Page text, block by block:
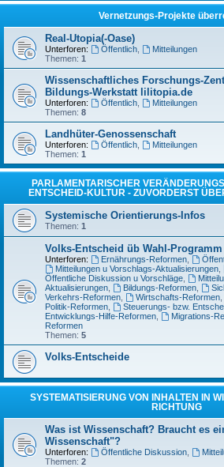
Vernetzungs-Projekte
Real-Utopia(-Oase)
Unterforen: Öffentlich,
Mitteilungen
Themen: 1
Wissenschaftliches Forschungs-
Bildungs-Werkstatt lilitopia.de
Unterforen: Öffentlich,
Mitteilungen
Themen: 8
Landhüter-Genossenschaft
Unterforen: Öffentlich,
Mitteilungen
Themen: 1
PARLAMENTARISCHER
ENTSCHEID-KULTUR - ZUVORDERST
Systemische Orientierungs-Infos
Themen: 1
Volks-Entscheid üb Wahl-Programm
Unterforen: Ernährungs-Reformen,
Mitteilungen u Vorschlags-Aktualisierungen,
Öffentliche Diskussion u Vorschläge
Aktualisierungen
Bildungs-Reformen,
Verkehrs-Reformen
Wirtschafts-Reformen,
Politik-Reformen
Steuerungs- bzw.
Entwicklungs-Hilfe-Reformen
Migrations-
Reformen
Themen: 5
Volks-Entscheide
SYSTEMATISIERUNG VON INHALTEN IN
RICHTUNG
Was ist Wissenschaft? Braucht es
Wissenschaft"?
Unterforen: Öffentliche Diskussion,
Themen: 2